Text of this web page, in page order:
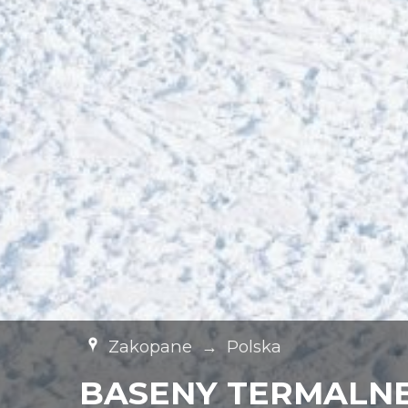
Zakopane → Polska
BASENY